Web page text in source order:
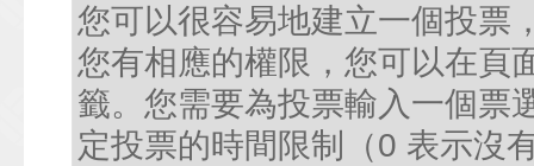
您可以很容易地建立一個投票
您有相應的權限，您可以在頁
籤。您需要為投票輸入一個票
定投票的時間限制（0 表示沒